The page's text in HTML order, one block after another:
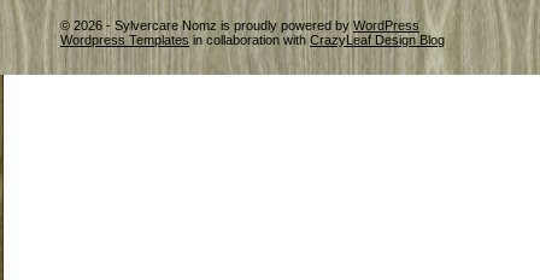
© 2026 - Sylvercare Nomz is proudly powered by WordPress
Wordpress Templates in collaboration with CrazyLeaf Design Blog